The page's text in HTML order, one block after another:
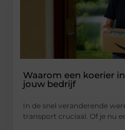
Waarom een koerier
jouw bedrijf
In de snel veranderende
transport cruciaal. Of je nu